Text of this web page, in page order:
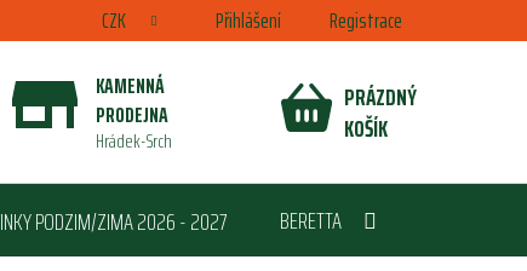
CZK Přihlášení Registrace
KAMENNÁ
PRODEJNA
Hrádek-Srch
NÁKUPNÍ
PRÁZDNÝ
KOŠÍK
PODZIM/ZIMA 2026 - 2027
BERETTA